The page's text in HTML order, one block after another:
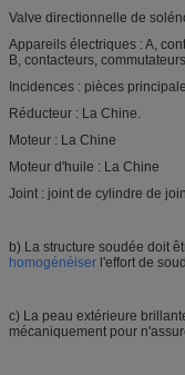
Valve directionnelle de
Appareils électriques : A,
B, contacteurs,
Incidences : pièces
Réducteur : La Chine.
Moteur : La Chine
Moteur d'huile : La Chine
Joint : joint de cylindre de
b) La structure soudée doit
homogénéiser l'effort de
c) La peau extérieure
mécaniquement pour